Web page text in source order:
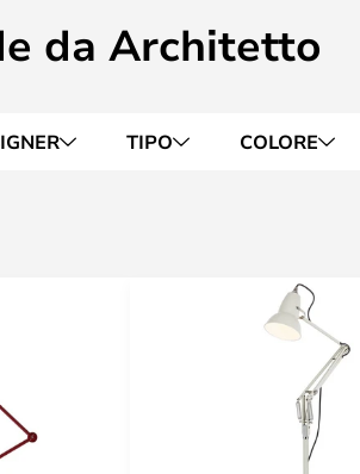
da Architetto
TIPO COLORE